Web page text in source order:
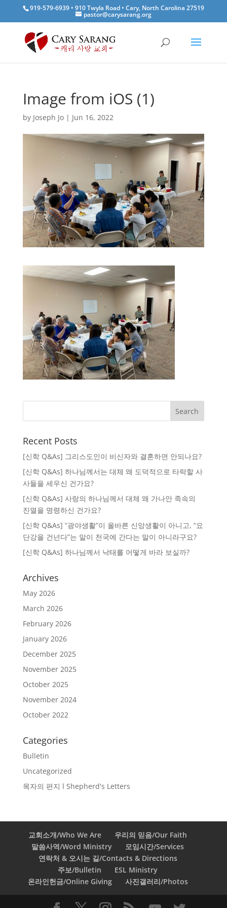
919-579-6939 • 910 Twyla Road • Cary, North Carolina 27519
pastor@carysarang.org
Image from iOS (1)
by Joseph Jo| Jun 16, 2022
Recent Posts
[신학 Q&As] 그리스도인이 비신자와 결혼하면 안되나요?
[신학 Q&As] 하나님께서는 대체 왜 도덕적으로 타락할 사
사들을 세우신 건가요?
[신학 Q&As] 사랑의 하나님께서 대체 왜 가나안 족속의
진멸을 명령하신 건가요?
[신학 Q&As] “광야생활”이 올바른 신앙생활이 아니고, “요
단강을 건넌다”는 말이 천국에 간다는 말이 아니라구요?
[신학 Q&As] 하나님께서 낙태를 어떻게 바라 보실까?
Archives
May 2026
March 2026
February 2026
January 2026
December 2025
November 2025
October 2025
November 2024
October 2022
Categories
Bulletin
Uncategorized
목자의 편지 l Shepherd's Letters
교회소개/Who We Are
우리의 믿음/Our Faith
말씀사역/Word Ministry
모임시간/Services
연락처 & 오시는 길/Contacts & Directions
주보/Bulletin
ESL Ministry
온라인헌금/Online Giving
사진갤러리/Photos